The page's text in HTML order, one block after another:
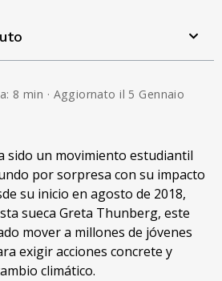
8 min · Aggiornato il 5 Gennaio
sido un movimiento estudiantil
por sorpresa con su impacto
su inicio en agosto de 2018,
sueca Greta Thunberg, este
mover a millones de jóvenes
exigir acciones concrete y
climático.